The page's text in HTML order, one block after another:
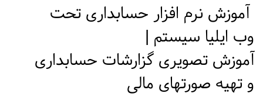
آموزش نرم افزار حسابداری تحت
وب ایلیا سیستم |
آموزش تصویری گزارشات حسابداری
و تهیه صورتهای مالی